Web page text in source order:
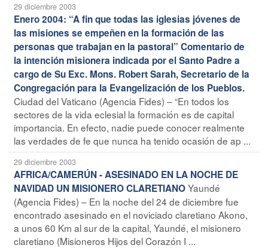
29 diciembre 2003
Enero 2004: “A fin que todas las iglesias jóvenes de
las misiones se empeñen en la formación de las
personas que trabajan en la pastoral” Comentario de
la intención misionera indicada por el Santo Padre a
cargo de Su Exc. Mons. Robert Sarah, Secretario de la
Congregación para la Evangelización de los Pueblos.
Ciudad del Vaticano (Agencia Fides) – “En todos los
sectores de la vida eclesial la formación es de capital
importancia. En efecto, nadie puede conocer realmente
las verdades de fe que nunca ha tenido ocasión de ap ...
29 diciembre 2003
AFRICA/CAMERÚN - ASESINADO EN LA NOCHE DE
NAVIDAD UN MISIONERO CLARETIANOYaundé
(Agencia Fides) – En la noche del 24 de diciembre fue
encontrado asesinado en el noviciado claretiano Akono,
a unos 60 Km al sur de la capital, Yaundé, el misionero
claretiano (Misioneros Hijos del Corazón I ...